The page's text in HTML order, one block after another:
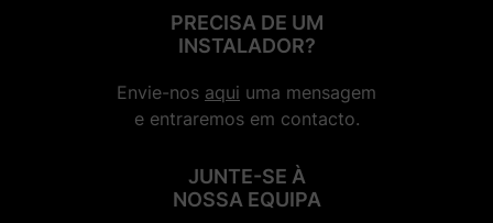
PRECISA DE UM
INSTALADOR?
Envie-nos aqui uma mensagem
e entraremos em contacto.
JUNTE-SE À
NOSSA EQUIPA